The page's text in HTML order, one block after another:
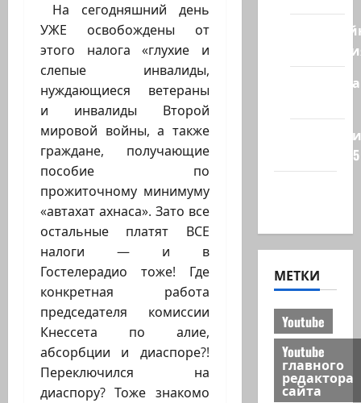
На сегодняшний день
УЖЕ освобождены от
этого налога «глухие и
слепые инвалиды,
нуждающиеся ветераны
и инвалиды Второй
мировой войны, а также
граждане, получающие
пособие по
прожиточному минимуму
«автахат ахнаса». Зато все
остальные платят ВСЕ
налоги — и в
Гостелерадио тоже! Где
конкретная работа
председателя комиссии
Кнессета по алие,
абсорбции и диаспоре?!
Переключился на
диаспору? Тоже знакомо
Полемика
сайта 2025
МЕТКИ
Youtube
Youtube
главного
редактора
сайта